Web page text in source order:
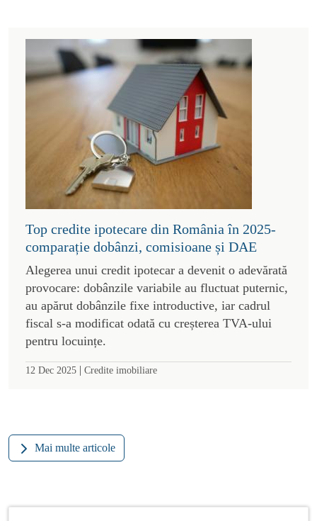
Top credite ipotecare din România în 2025-
comparație dobânzi, comisioane și DAE
Alegerea unui credit ipotecar a devenit o adevărată
provocare: dobânzile variabile au fluctuat puternic,
au apărut dobânzile fixe introductive, iar cadrul
fiscal s-a modificat odată cu creșterea TVA-ului
pentru locuințe.
12 Dec 2025 | Credite imobiliare
Mai multe articole